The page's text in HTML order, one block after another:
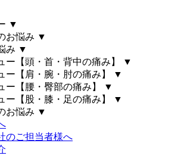
▼
お悩み ▼
み ▼
ー【頭・首・背中の痛み】
▼
ー【肩・腕・肘の痛み】
▼
ー【腰・臀部の痛み】
▼
ー【股・膝・足の痛み】
▼
お悩み ▼
のご担当者様へ